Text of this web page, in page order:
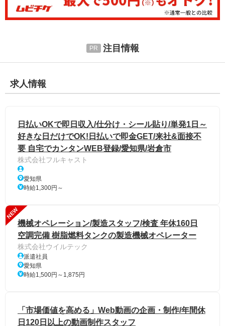
注目情報
求人情報
日払いOKで即日収入/仕分け・シール貼り/単発1日～
好きな日だけでOK!日払いで即金GET/来社&面接不
要 自宅でカンタンWEB登録/愛知県/岩倉市
株式会社フルキャスト
愛知県
時給1,300円～
NEW
機械オペレーション/製造スタッフ/検査 年休160日
空調完備 樹脂燃料タンクの製造機械オペレーター
株式会社ウイルテック
派遣社員
愛知県
時給1,500円～1,875円
「市場価値を高める」Web動画の企画・制作/年間休
日120日以上の動画制作スタッフ